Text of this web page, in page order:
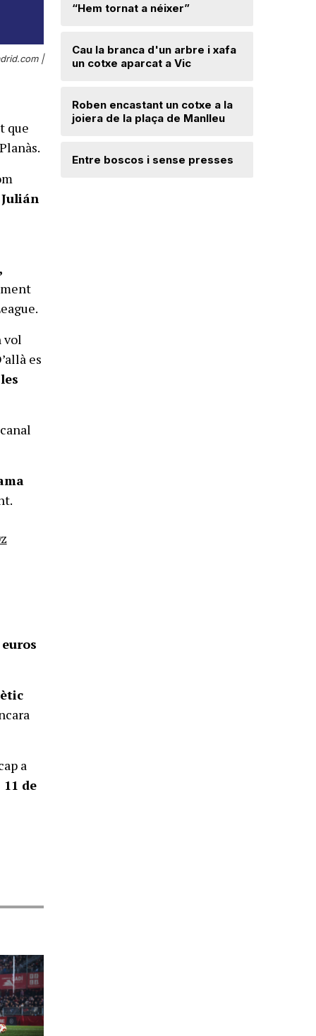
|
que
vol
es
a
de
“Hem tornat a néixer”
Cau la branca d'un arbre i xafa
un cotxe aparcat a Vic
Roben encastant un cotxe a la
joiera de la plaça de Manlleu
Entre boscos i sense presses